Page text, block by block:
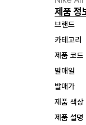
제품 정
브랜드
카테고리
제품 코드
발매일
발매가
제품 색상
제품 설명